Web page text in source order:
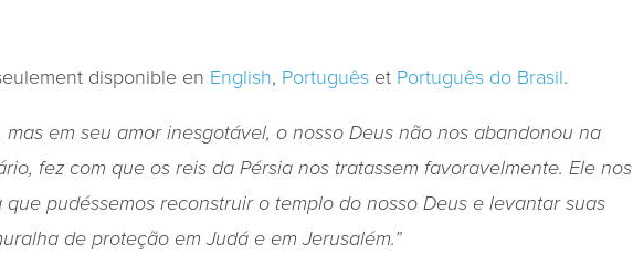
disponible en English, Português et Português do Brasil.
mas em seu amor inesgotável, o nosso Deus não nos abandonou na
fez com que os reis da Pérsia nos tratassem favoravelmente. Ele nos
pudéssemos reconstruir o templo do nosso Deus e levantar suas
de proteção em Judá e em Jerusalém.”